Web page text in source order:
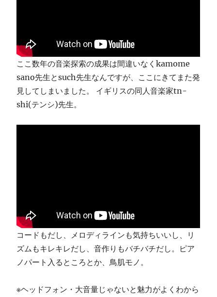
ここ数年の音楽探索の成果は間違いなくkamome
sano先生とsuch先生なんですが、ここにきてまた発
見してしまいました。 イギリスの同人音楽家tn-
shi(テンシ)先生。
コードもだし、メロディラインも気持ちいいし、リ
ズムもキレキレだし、音作りもバチバチだし。ピア
ノパート入るところとか、鳥肌モノ。
※ヘッドフォン・大音量じゃないと魅力がよくわから